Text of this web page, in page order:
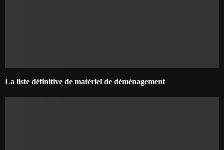
La liste définitive de matériel de déménagement